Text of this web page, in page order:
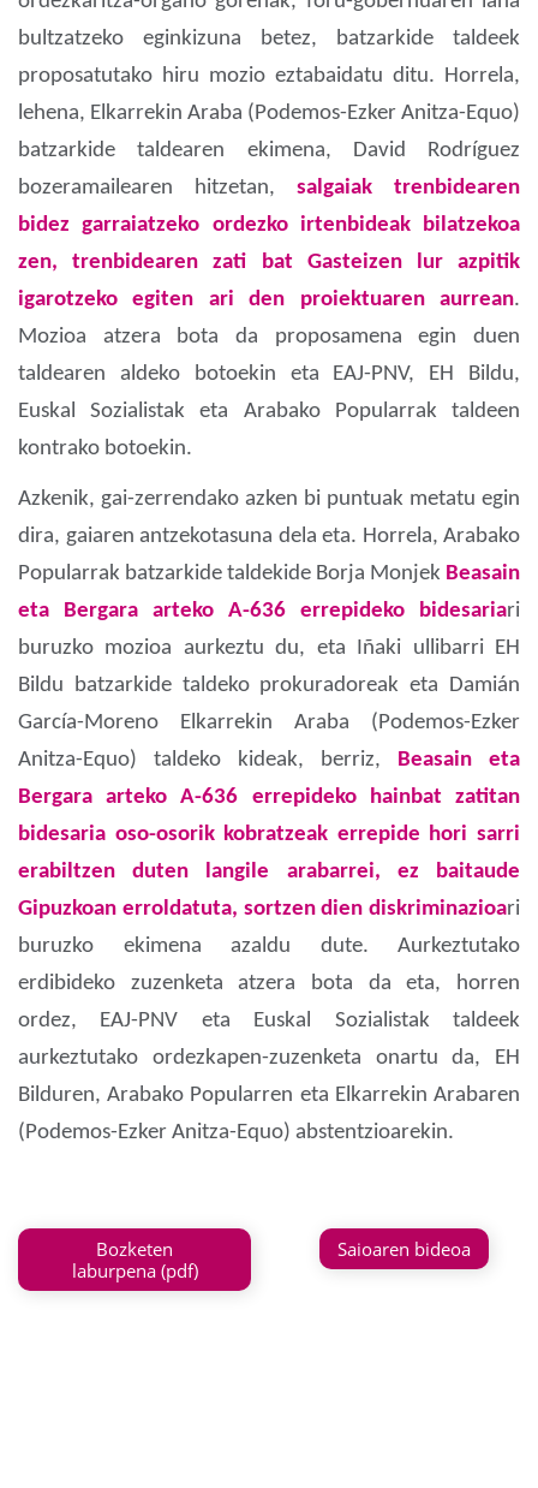
bultzatzeko eginkizuna betez, batzarkide taldeek
proposatutako hiru mozio eztabaidatu ditu. Horrela,
lehena, Elkarrekin Araba (Podemos-Ezker Anitza-Equo)
batzarkide taldearen ekimena, David Rodríguez
bozeramailearen hitzetan, salgaiak trenbidearen
bidez garraiatzeko ordezko irtenbideak bilatzekoa
zen, trenbidearen zati bat Gasteizen lur azpitik
igarotzeko egiten ari den proiektuaren aurrean.
Mozioa atzera bota da proposamena egin duen
taldearen aldeko botoekin eta EAJ-PNV, EH Bildu,
Euskal Sozialistak eta Arabako Popularrak taldeen
kontrako botoekin.
Azkenik, gai-zerrendako azken bi puntuak metatu egin
dira, gaiaren antzekotasuna dela eta. Horrela, Arabako
Popularrak batzarkide taldekide Borja Monjek Beasain
eta Bergara arteko A-636 errepideko bidesariari
buruzko mozioa aurkeztu du, eta Iñaki ullibarri EH
Bildu batzarkide taldeko prokuradoreak eta Damián
García-Moreno Elkarrekin Araba (Podemos-Ezker
Anitza-Equo) taldeko kideak, berriz, Beasain eta
Bergara arteko A-636 errepideko hainbat zatitan
bidesaria oso-osorik kobratzeak errepide hori sarri
erabiltzen duten langile arabarrei, ez baitaude
Gipuzkoan erroldatuta, sortzen dien diskriminazioari
buruzko ekimena azaldu dute. Aurkeztutako
erdibideko zuzenketa atzera bota da eta, horren
ordez, EAJ-PNV eta Euskal Sozialistak taldeek
aurkeztutako ordezkapen-zuzenketa onartu da, EH
Bilduren, Arabako Popularren eta Elkarrekin Arabaren
(Podemos-Ezker Anitza-Equo) abstentzioarekin.
Bozketen
laburpena (pdf)
Saioaren bideoa